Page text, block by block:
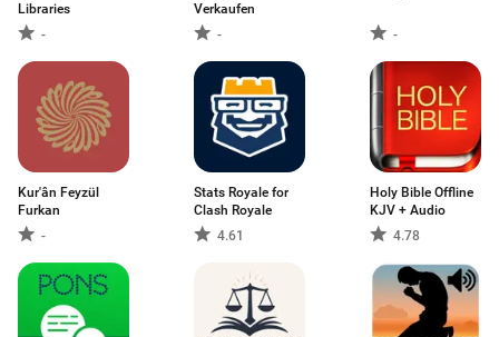
Libraries
-
Verkaufen
-
-
Kur'ân Feyzül
Furkan
-
Stats Royale for
Clash Royale
4.61
Holy Bible Offline
KJV + Audio
4.78